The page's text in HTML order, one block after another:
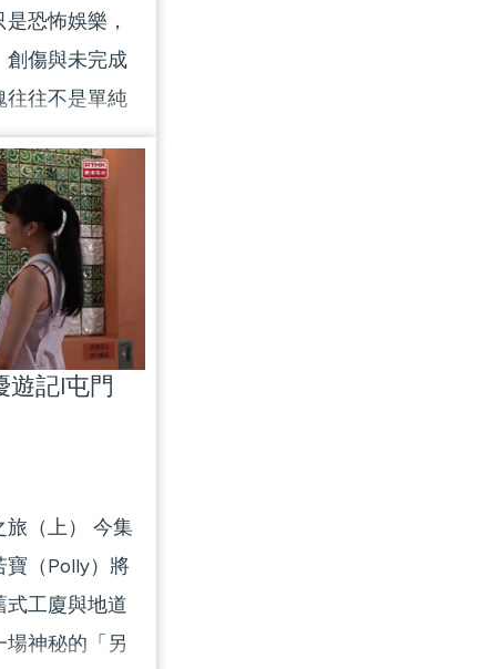
周年的大日
恐怖娛樂，
創傷與未完成
往往不是單純
慾望與記憶的
魂的敘事差
數碼殘影與
究竟是鬼，
事？ 主持：
理學家) 黃
人) #幽魂#恐
沙龍
遊記|屯門
旅（上） 今集
寶（Polly）將
式工廈與地道
神秘的「另